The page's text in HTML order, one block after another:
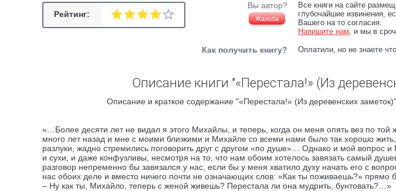
Рейтинг:
Вы автор?
Жалоба
Все книги на сайте
глубочайшие извинения,
Вашего на то согласия.
Напишите нам, и мы в
Как получить книгу? Оплатили, но не знаете
Описание книги "«Перестала!» (Из
Описание и краткое содержание "«Перестала!» (Из деревенских
«…Более десяти лет не видал я этого Михайлы, и теперь, когда он меня опять вез по
много лет назад и мне с моими близкими и Михайле со всеми нами было так хорошо
разлуки, жадно стремились поговорить друг с другом «по душе»… Однако и мой вопрос
и сухи, и даже конфузливы, несмотря на то, что нам обоим хотелось завязать самый
разговор непременно бы завязался у нас, если бы у меня хватило духу начать его с
нас обоих деле и вместо ничего почти не означающих слов: «Как ты поживаешь?» прямо
– Ну как ты, Михайло, теперь с женой живешь? Перестала ли она мудрить, бунтовать?…»